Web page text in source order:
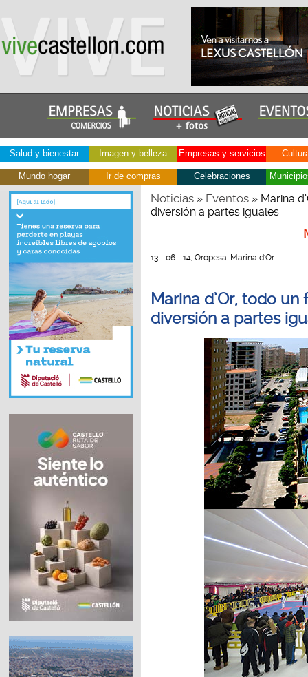
Salud y bienestar Imagen y belleza Empresas y servicios
Mundo hogar Ir de compras Celebraciones
Noticias» Eventos» Marina
diversión a partes iguales
13 - 06 - 14, Oropesa. Marina d'Or
Marina d’Or, todo
diversión a partes